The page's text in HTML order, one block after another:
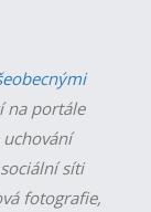
na portále
síti
fotografie,